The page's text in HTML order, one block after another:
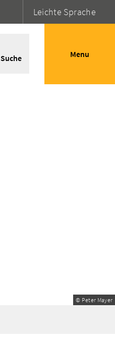
Leichte Sprache
Suche Menu
© Peter Mayer